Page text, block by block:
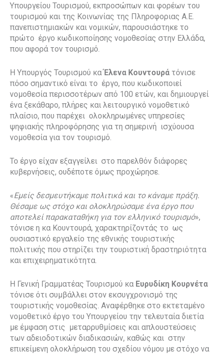
Υπουργείου Τουρισμού, εκπροσώπων και φορέων του
τουρισμού και της Κοινωνίας της Πληροφοριας Α.Ε.
πανεπιστημιακών και νομικών, παρουσιάστηκε το
πρώτο έργο κωδικοποίησης νομοθεσίας στην Ελλάδα,
που αφορά τον τουρισμό.
Η Υπουργός Τουρισμού καΈλενα Κουντουρά τόνισε
πόσο σημαντικό είναι το έργο, που κωδικοποιεί
νομοθεσία περισσοτέρων από 100 ετών, και δημιουργεί
ένα ξεκάθαρο, πλήρες και λειτουργικό νομοθετικό
πλαίσιο, που παρέχει ολοκληρωμένες υπηρεσίες
ψηφιακής πληροφόρησης για τη σημερινή ισχύουσα
νομοθεσία για τον τουρισμό.
Το έργο είχαν εξαγγείλει στο παρελθόν διάφορες
κυβερνήσεις, ουδέποτε όμως προχώρησε.
«Εμείς δεσμευτήκαμε πολιτικά και το κάναμε πράξη.
Θέσαμε ως στόχο και ολοκληρώσαμε ένα έργο που
αποτελεί παρακαταθήκη για τον ελληνικό τουρισμό»,
τόνισε η κα Κουντουρά, χαρακτηρίζοντάς το ως
ουσιαστικό εργαλείο της εθνικής τουριστικής
πολιτικής που στηρίζει την τουριστική δραστηριότητα
και επιχειρηματικότητα.
Η Γενική Γραμματέας Τουρισμού κα Ευρυδίκη Κουρνέτα
τόνισε ότι συμβάλλει στον εκσυγχρονισμό της
τουριστικής νομοθεσίας. Αναφέρθηκε στο εκτεταμένο
νομοθετικό έργο του Υπουργείου την τελευταία διετία
με έμφαση στις μεταρρυθμίσεις και απλουστεύσεις
των αδειοδοτικών διαδικασιών, καθώς και στην
επικείμενη ολοκλήρωση του σχεδίου νόμου με στόχο να